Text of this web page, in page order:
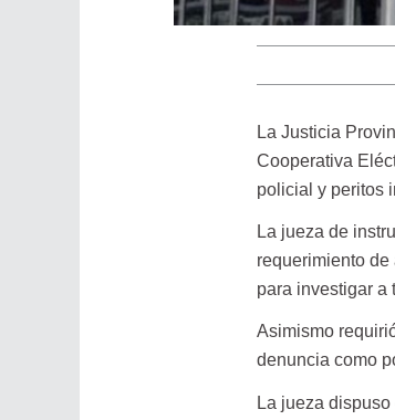
La Justicia
Cooperativa
policial y peritos
La jueza de
requerimiento
para investigar a
Asimismo
denuncia como
La jueza